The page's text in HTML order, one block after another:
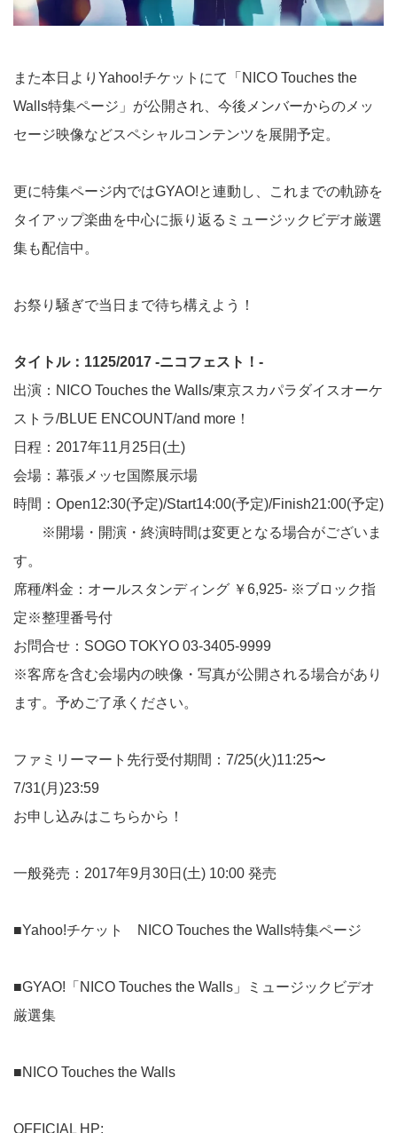
また本日よりYahoo!チケットにて「 NICO Touches the
Walls特集ページ 」が公開され、今後メンバーからのメッ
セージ映像などスペシャルコンテンツを展開予定。
更に特集ページ内ではGYAO!と連動し、これまでの軌跡を
タイアップ楽曲を中心に振り返るミュージックビデオ厳選
集も配信中 。
お祭り騒ぎで当日まで待ち構えよう！
タイトル：1125/2017 -ニコフェスト！-
出演：NICO Touches the Walls/東京スカパラダイスオーケ
ストラ/BLUE ENCOUNT/and more！
日程：2017年11月25日(土)
会場：幕張メッセ国際展示場
時間：Open12:30(予定)/Start14:00(予定)/Finish21:00(予定)
※開場・開演・終演時間は変更となる場合がございま
す。
席種/料金：オールスタンディング ￥6,925- ※ブロック指
定※整理番号付
お問合せ：SOGO TOKYO 03-3405-9999
※客席を含む会場内の映像・写真が公開される場合があり
ます。予めご了承ください。
ファミリーマート先行受付期間：7/25(火)11:25〜
7/31(月)23:59
お申し込みはこちらから！
一般発売：2017年9月30日(土) 10:00 発売
■Yahoo!チケット NICO Touches the Walls特集ページ
■GYAO!「NICO Touches the Walls」ミュージックビデオ
厳選集
■NICO Touches the Walls
OFFICIAL HP: